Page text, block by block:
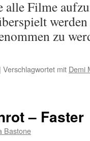
alle Filme
zu
| Verschlagwortet mit Demi
– Faster
Bastone